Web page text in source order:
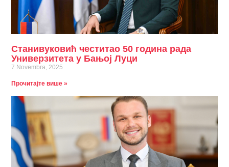
Станивуковић честитао 50 година рада
Универзитета у Бањој Луци
7 Novembra, 2025
Прочитајте више »